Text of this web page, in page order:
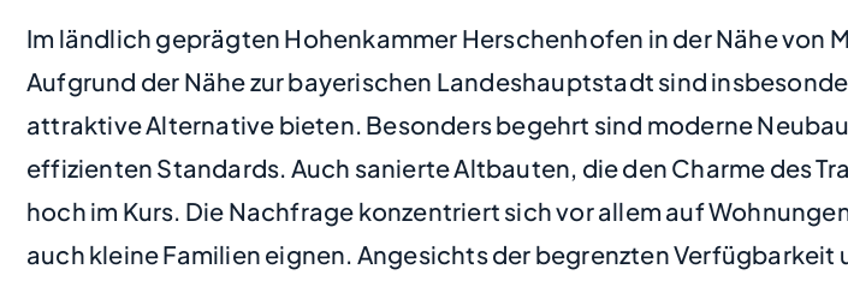
Im ländlich geprägten Hohenkammer Herschenhofen in der Nähe von
Aufgrund der Nähe zur bayerischen Landeshauptstadt sind
attraktive Alternative bieten. Besonders begehrt sind moderne
effizienten Standards. Auch sanierte Altbauten, die den Charme des
hoch im Kurs. Die Nachfrage konzentriert sich vor allem auf
auch kleine Familien eignen. Angesichts der begrenzten Verfügbarkeit